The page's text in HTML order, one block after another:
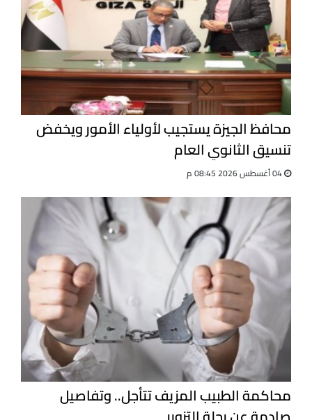
محافظ الجيزة يستجيب لأولياء الأمور ويخفض
تنسيق الثانوي العام
محاكمة الطبيب المزيف تتأجل.. وتفاصيل